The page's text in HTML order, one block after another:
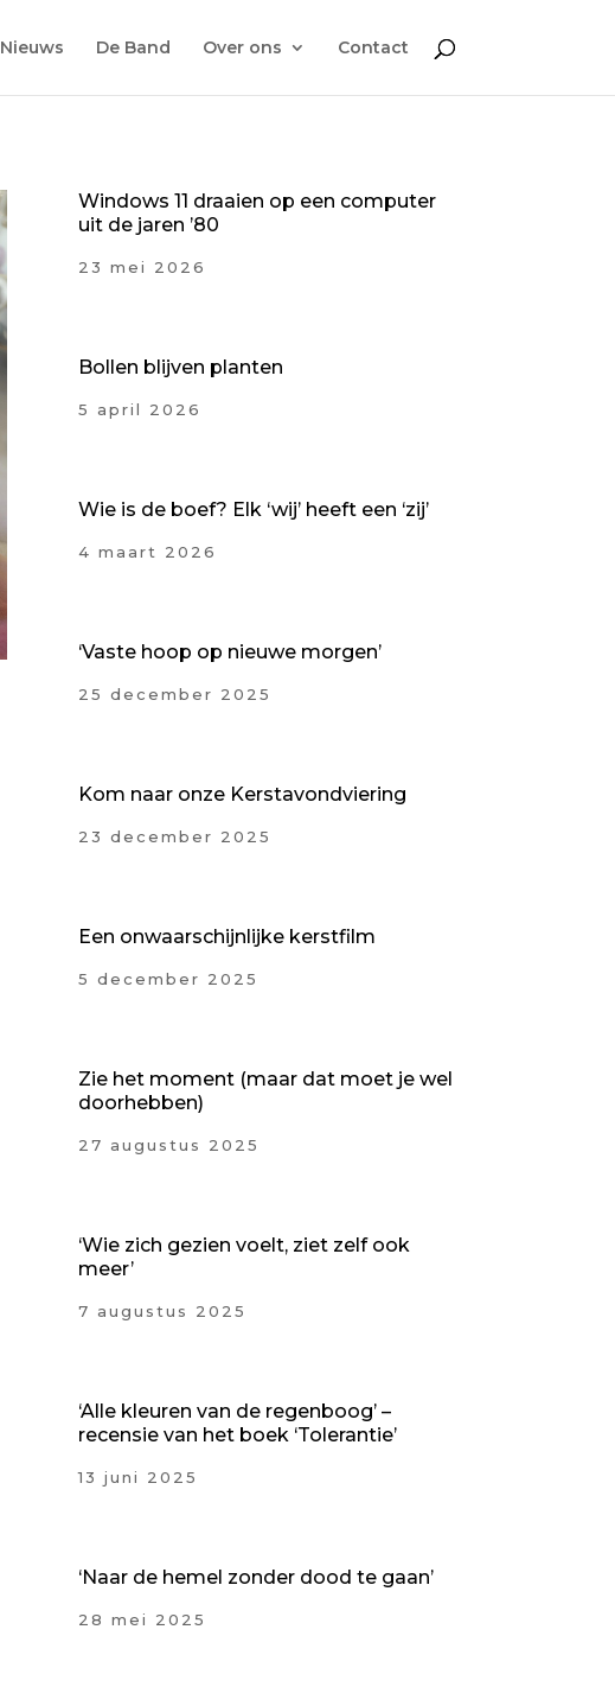
Nieuws De Band Over ons Contact
Windows 11 draaien op een computer
uit de jaren ’80
23 mei 2026
Bollen blijven planten
5 april 2026
Wie is de boef? Elk ‘wij’ heeft een ‘zij’
4 maart 2026
‘Vaste hoop op nieuwe morgen’
25 december 2025
Kom naar onze Kerstavondviering
23 december 2025
Een onwaarschijnlijke kerstfilm
5 december 2025
Zie het moment (maar dat moet je wel
doorhebben)
27 augustus 2025
‘Wie zich gezien voelt, ziet zelf ook
meer’
7 augustus 2025
‘Alle kleuren van de regenboog’ –
recensie van het boek ‘Tolerantie’
13 juni 2025
‘Naar de hemel zonder dood te gaan’
28 mei 2025